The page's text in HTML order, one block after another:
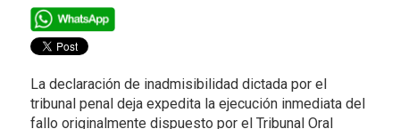
La declaración de inadmisibilidad dictada por el
tribunal penal deja expedita la ejecución inmediata del
fallo originalmente dispuesto por el Tribunal Oral